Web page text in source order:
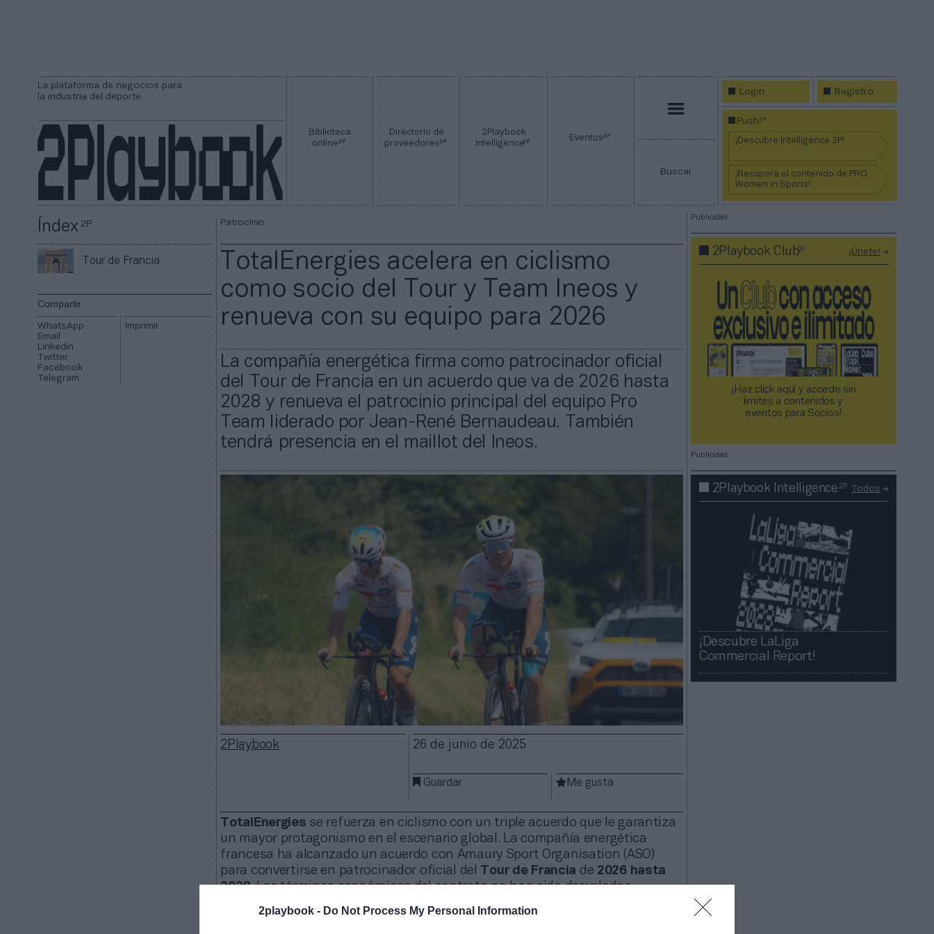
2playbook - Do Not Process My Personal Information
La plataforma de negocios para
la industria del deporte
Biblioteca
online2P
Directorio de
proveedores2P
2Playbook
Intelligence2P Eventos2P
Buscar
Login Registro
Push2P
¡Descubre Intelligence 2P!
¡Recupera el contenido de PRO
Women in Sports!
Índex2P
Tour de Francia
Compartir
WhatsApp
Email
Linkedin
Twitter
Facebook
Telegram
Imprimir
Patrocinio
TotalEnergies acelera en ciclismo
como socio del Tour y Team Ineos y
renueva con su equipo para 2026
La compañía energética firma como patrocinador oficial
del Tour de Francia en un acuerdo que va de 2026 hasta
2028 y renueva el patrocinio principal del equipo Pro
Team liderado por Jean-René Bernaudeau. También
tendrá presencia en el maillot del Ineos.
2Playbook 26 de junio de 2025
Guardar Me gusta
TotalEnergies se refuerza en ciclismo con un triple acuerdo que le garantiza
un mayor protagonismo en el escenario global. La compañía energética
francesa ha alcanzado un acuerdo con Amaury Sport Organisation (ASO)
para convertirse en patrocinador oficial del
Tour de Francia de 2026 hasta
2028. Los términos económicos del contrato no han sido desvelados.
A ello se le suma la renovación de su acuerdo como
Publicidad
2Playbook Club2P ¡Únete!
¡Haz click aquí y accede sin
límites a contenidos y
eventos para Socios!​​​​​​​
Publicidad
2Playbook Intelligence2P Todos
¡Descubre LaLiga
Commercial Report!​​